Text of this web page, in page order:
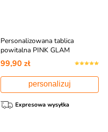
Personalizowana tablica
powitalna PINK GLAM
dekoracja na urodziny
99,90 zł
personalizuj
Expresowa wysyłka